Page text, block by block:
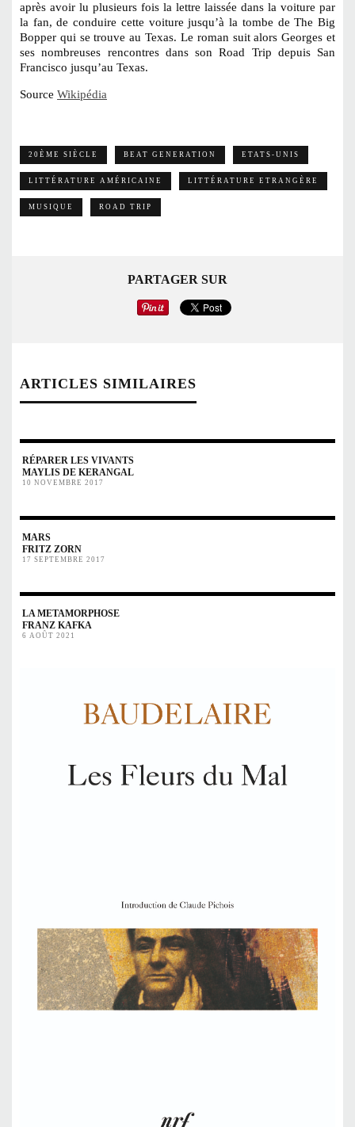
après avoir lu plusieurs fois la lettre laissée dans la voiture par
la fan, de conduire cette voiture jusqu’à la tombe de The Big
Bopper qui se trouve au Texas. Le roman suit alors Georges et
ses nombreuses rencontres dans son Road Trip depuis San
Francisco jusqu’au Texas.
Source Wikipédia
20ÈME SIÈCLE BEAT GENERATION ETATS-UNIS
LITTÉRATURE AMÉRICAINE LITTÉRATURE ETRANGÈRE
MUSIQUE ROAD TRIP
PARTAGER SUR
ARTICLES SIMILAIRES
RÉPARER LES VIVANTS
MAYLIS DE KERANGAL
10 NOVEMBRE 2017
MARS
FRITZ ZORN
17 SEPTEMBRE 2017
LA METAMORPHOSE
FRANZ KAFKA
6 AOÛT 2021